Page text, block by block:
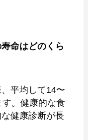
命はどのくら
平均して14〜
。健康的な食
健康診断が長